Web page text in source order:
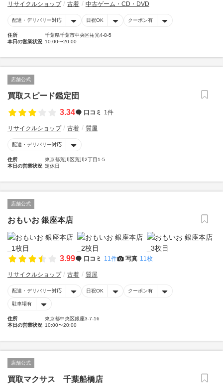
リサイクルショップ 古着 中古ゲーム・CD・DVD
配達・デリバリー対応 日祝OK クーポン有
住所
千葉県千葉市中央区祐光4-8-5
本日の営業状況 10:00〜20:00
店舗公式
買取スピード鑑定団
3.34
口コミ 1件
リサイクルショップ 古着 質屋
配達・デリバリー対応
住所
東京都荒川区荒川2丁目1-5
本日の営業状況 定休日
店舗公式
おもいお 銀座本店
3.99 口コミ 11件 写真 11枚
リサイクルショップ 古着 質屋
配達・デリバリー対応 日祝OK クーポン有
駐車場有
住所
東京都中央区銀座3-7-16
本日の営業状況 10:00〜20:00
店舗公式
買取マクサス 千葉船橋店